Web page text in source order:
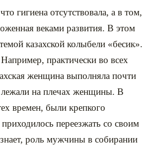
гигиена отсутствовала, а в том,
веками развития. В этом
казахской колыбели «бесик».
практически во всех
женщина выполняла почти
лежали на плечах женщины. В
времен, были крепкого
переезжать со своим
роль мужчины в собирании